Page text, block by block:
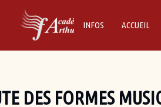
INFOS ACCUEIL
DES FORMES